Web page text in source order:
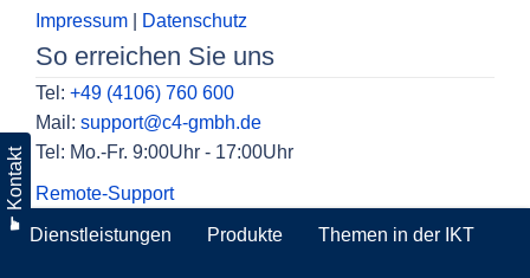
☛ Kontakt
Impressum
Datenschutz
So erreichen Sie uns
Tel: +49 (4106) 760 600
Mail: support@c4-gmbh.de
Tel: Mo.-Fr. 9:00Uhr - 17:00Uhr
Remote-Support
Dienstleistungen Produkte Themen in der IKT